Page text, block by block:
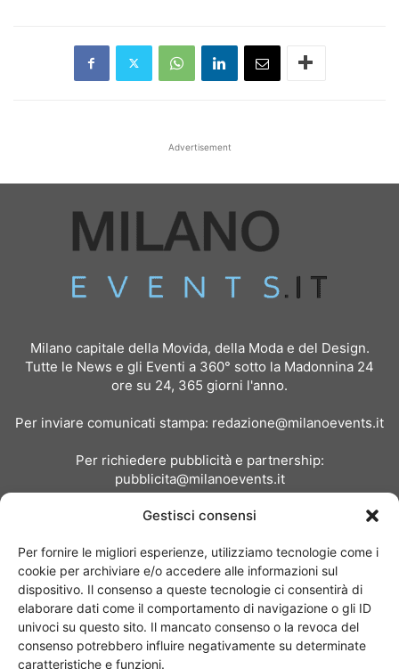
Gestisci consensi
Per fornire le migliori esperienze, utilizziamo tecnologie come i
cookie per archiviare e/o accedere alle informazioni sul
dispositivo. Il consenso a queste tecnologie ci consentirà di
elaborare dati come il comportamento di navigazione o gli ID
univoci su questo sito. Il mancato consenso o la revoca del
consenso potrebbero influire negativamente su determinate
caratteristiche e funzioni.
Advertisement
Milano capitale della Movida, della Moda e del Design.
Tutte le News e gli Eventi a 360° sotto la Madonnina 24
ore su 24, 365 giorni l'anno.
Per inviare comunicati stampa: redazione@milanoevents.it
Per richiedere pubblicità e partnership:
pubblicita@milanoevents.it
Chi siamo I Nostri Clienti